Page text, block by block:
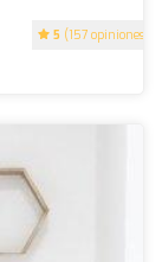
5 (157 opiniones)